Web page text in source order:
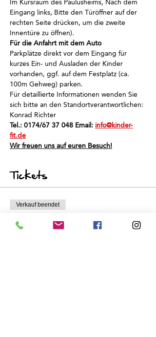
Im Kursraum des Paulusheims, Nach dem
Eingang links, Bitte den Türöffner auf der
rechten Seite drücken, um die zweite
Innentüre zu öffnen).
Für die Anfahrt mit dem Auto
Parkplätze direkt vor dem Eingang für
kurzes Ein- und Ausladen der Kinder
vorhanden, ggf. auf dem Festplatz (ca.
100m Gehweg) parken.
Für detaillierte Informationen wenden Sie
sich bitte an den Standortverantwortlichen:
Konrad Richter
Tel.: 0174/67 37 048 Email: info@kinder-
fit.de
Wir freuen uns auf euren Besuch!
Tickets
Verkauf beendet
Tickettyp